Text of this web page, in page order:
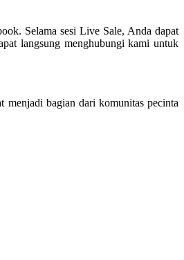
Selama sesi Live Sale, Anda dapat
langsung menghubungi kami untuk
menjadi bagian dari komunitas pecinta